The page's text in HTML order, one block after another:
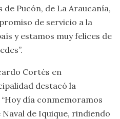
Pucón, de La Araucanía,
de servicio a la
y estamos muy felices de
Cortés en
destacó la
día conmemoramos
Naval de Iquique, rindiendo